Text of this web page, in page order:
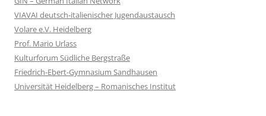
VIAVAI deutsch-italienischer Jugendaustausch
Volare e.V. Heidelberg
Prof. Mario Urlass
Kulturforum Südliche Bergstraße
Friedrich-Ebert-Gymnasium Sandhausen
Universität Heidelberg – Romanisches Institut